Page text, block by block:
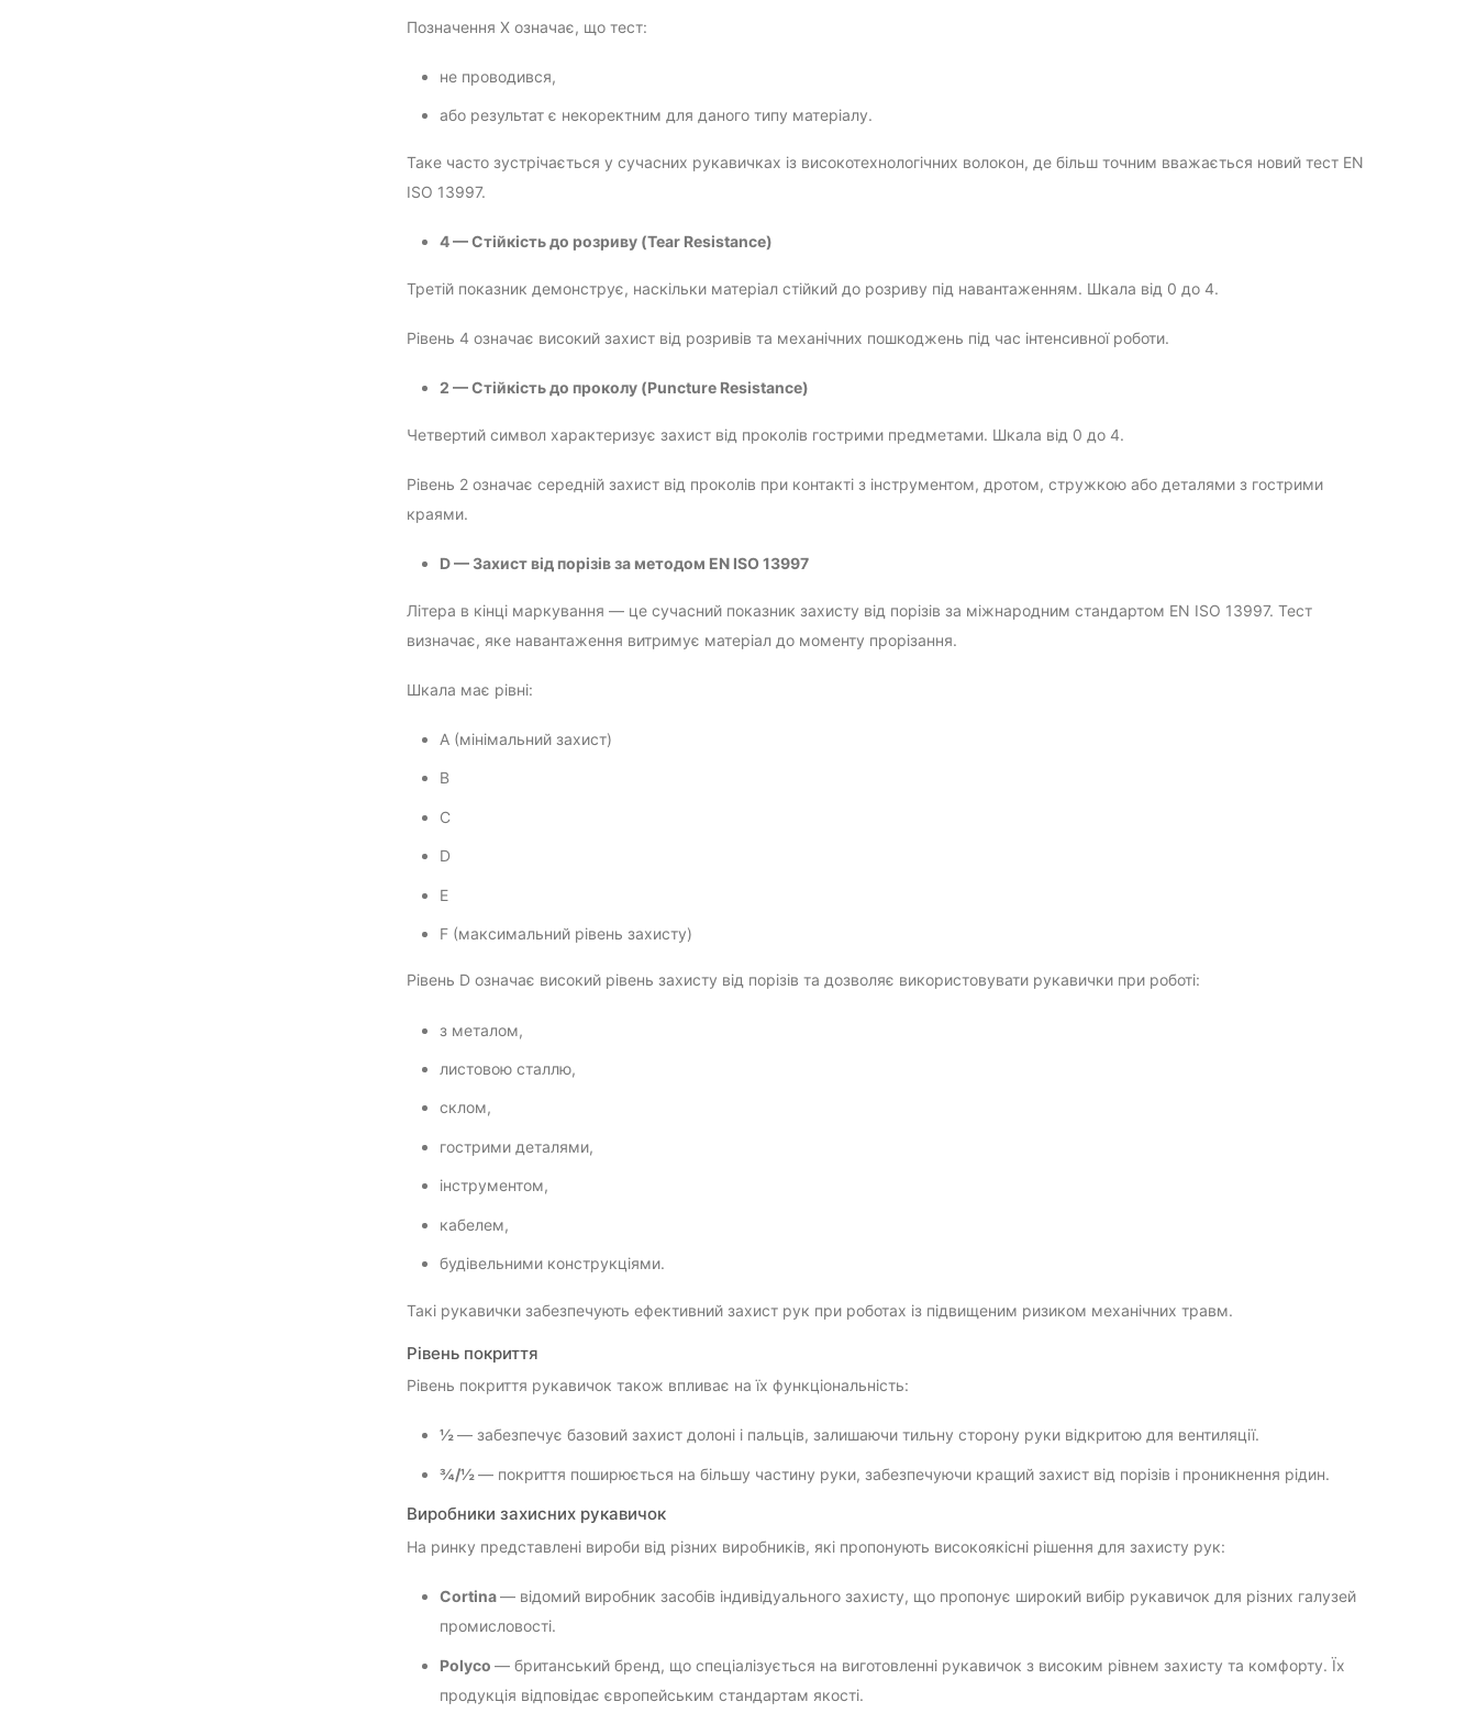
Позначення X означає, що тест:
не проводився,
або результат є некоректним для даного типу матеріалу.
Таке часто зустрічається у сучасних рукавичках із високотехнологічних волокон, де більш точним вважається новий тест EN
ISO 13997.
4 — Стійкість до розриву (Tear Resistance)
Третій показник демонструє, наскільки матеріал стійкий до розриву під навантаженням. Шкала від 0 до 4.
Рівень 4 означає високий захист від розривів та механічних пошкоджень під час інтенсивної роботи.
2 — Стійкість до проколу (Puncture Resistance)
Четвертий символ характеризує захист від проколів гострими предметами. Шкала від 0 до 4.
Рівень 2 означає середній захист від проколів при контакті з інструментом, дротом, стружкою або деталями з гострими
краями.
D — Захист від порізів за методом EN ISO 13997
Літера в кінці маркування — це сучасний показник захисту від порізів за міжнародним стандартом EN ISO 13997. Тест
визначає, яке навантаження витримує матеріал до моменту прорізання.
Шкала має рівні:
A (мінімальний захист)
B
C
D
E
F (максимальний рівень захисту)
Рівень D означає високий рівень захисту від порізів та дозволяє використовувати рукавички при роботі:
з металом,
листовою сталлю,
склом,
гострими деталями,
інструментом,
кабелем,
будівельними конструкціями.
Такі рукавички забезпечують ефективний захист рук при роботах із підвищеним ризиком механічних травм.
Рівень покриття
Рівень покриття рукавичок також впливає на їх функціональність:
½— забезпечує базовий захист долоні і пальців, залишаючи тильну сторону руки відкритою для вентиляції.
¾/½— покриття поширюється на більшу частину руки, забезпечуючи кращий захист від порізів і проникнення рідин.
Виробники захисних рукавичок
На ринку представлені вироби від різних виробників, які пропонують високоякісні рішення для захисту рук:
Cortina— відомий виробник засобів індивідуального захисту, що пропонує широкий вибір рукавичок для різних галузей
промисловості.
Polyco — британський бренд, що спеціалізується на виготовленні рукавичок з високим рівнем захисту та комфорту. Їх
продукція відповідає європейським стандартам якості.